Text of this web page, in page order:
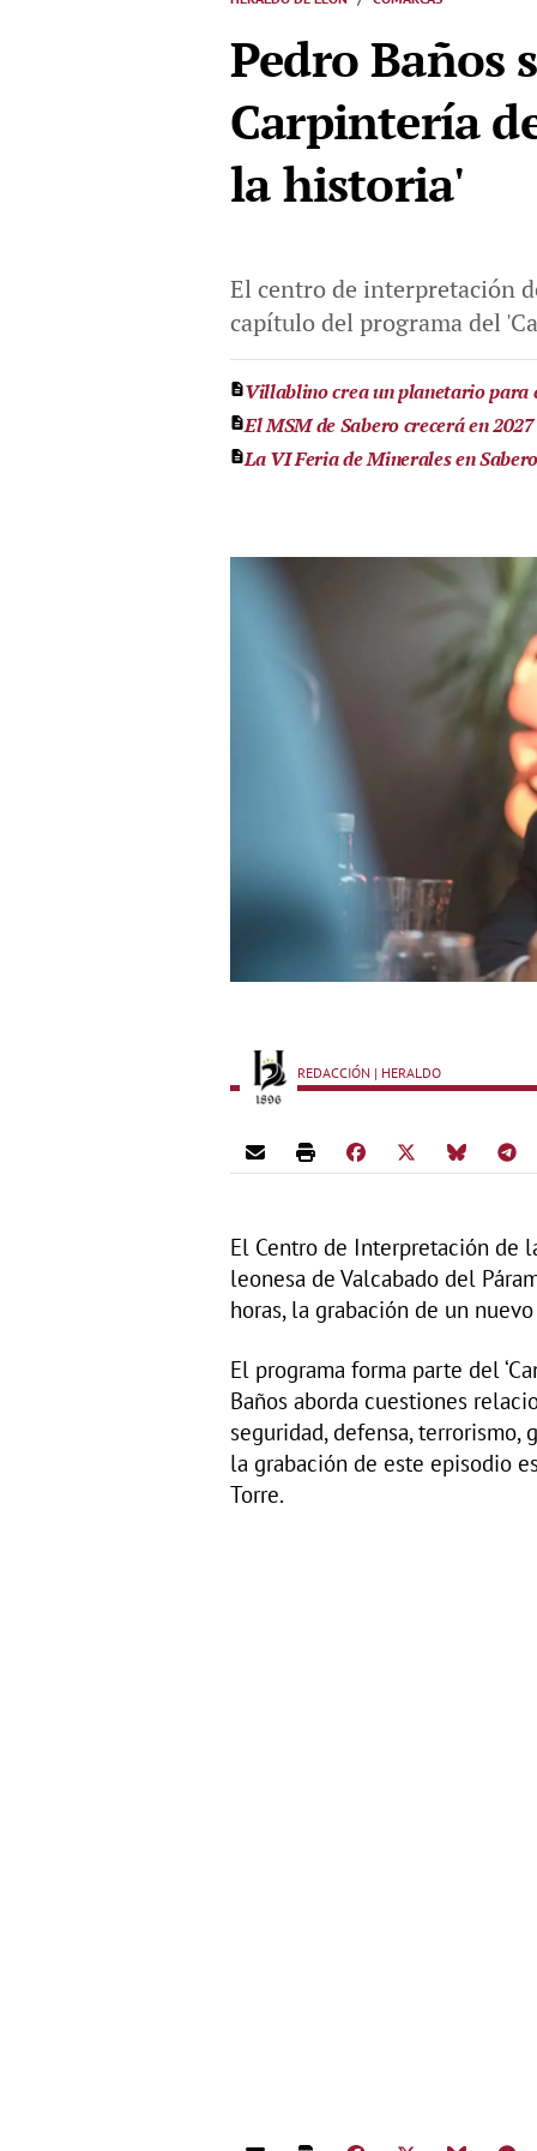
Pedro Baños
Carpintería
la historia'
El centro de interpretación
capítulo del programa del
Villablino crea un planetario para
El MSM de Sabero crecerá en
La VI Feria de Minerales en
REDACCIÓN | HERALDO
El Centro de Interpretación de
leonesa de Valcabado del
horas, la grabación de un
El programa forma parte del
Baños aborda cuestiones
seguridad, defensa, terrorismo,
la grabación de este episodio
Torre.